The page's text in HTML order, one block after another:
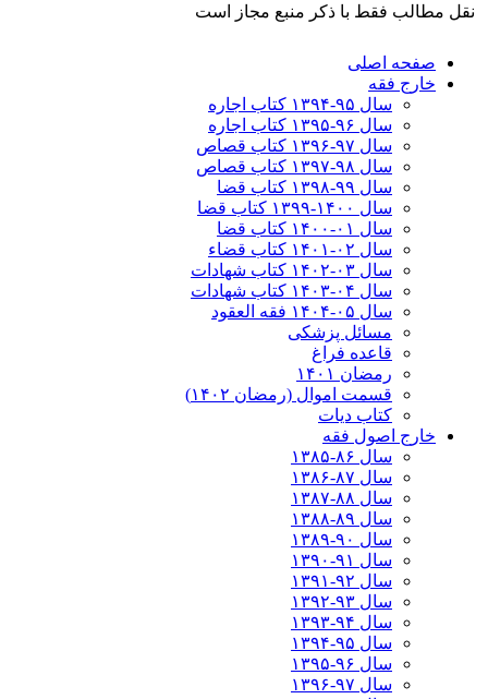
نقل مطالب فقط با ذکر منبع مجاز است
صفحه اصلی
خارج فقه
سال ۹۵-۱۳۹۴ کتاب اجاره
سال ۹۶-۱۳۹۵ کتاب اجاره
سال ۹۷-۱۳۹۶ کتاب قصاص
سال ۹۸-۱۳۹۷ کتاب قصاص
سال ۹۹-۱۳۹۸‍ کتاب قضا
سال ۱۴۰۰-۱۳۹۹ کتاب قضا
سال ۰۱-۱۴۰۰ کتاب قضا
سال ۰۲-۱۴۰۱ کتاب قضاء
سال ۰۳-۱۴۰۲ کتاب شهادات
سال ۰۴-۱۴۰۳ کتاب شهادات
سال ۰۵-۱۴۰۴ فقه العقود
مسائل پزشکی
قاعده فراغ
رمضان ۱۴۰۱
قسمت اموال (رمضان ۱۴۰۲)
کتاب دیات
خارج اصول فقه
سال ۸۶-۱۳۸۵
سال ۸۷-۱۳۸۶
سال ۸۸-۱۳۸۷
سال ۸۹-۱۳۸۸
سال ۹۰-۱۳۸۹
سال ۹۱-۱۳۹۰
سال ۹۲-۱۳۹۱
سال ۹۳-۱۳۹۲
سال ۹۴-۱۳۹۳
سال ۹۵-۱۳۹۴
سال ۹۶-۱۳۹۵
سال ۹۷-۱۳۹۶